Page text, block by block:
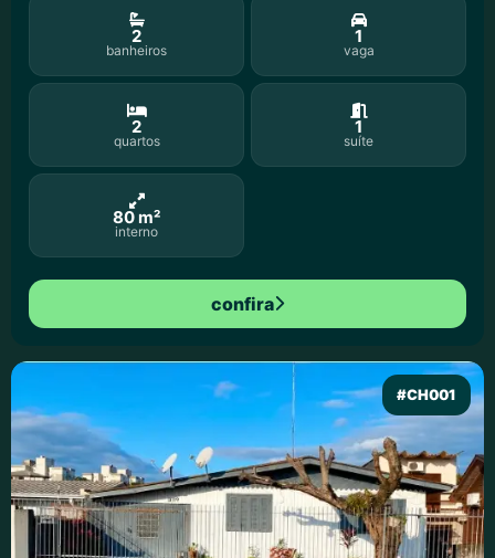
2
banheiros
1
vaga
2
quartos
1
suíte
80 m²
interno
confira
#CH001